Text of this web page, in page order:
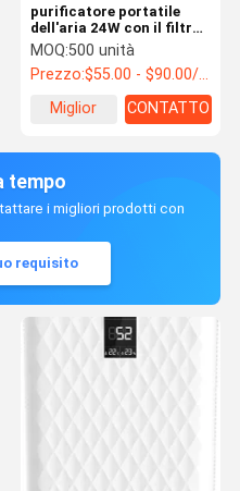
purificatore portatile
dell'aria 24W con il filtro
da Hepa per 100m3/h
domestico CADR
MOQ:500 unità
Prezzo:$55.00 - $90.00/Units
Miglior
CONTATTO
tempo
i migliori prodotti con
requisito